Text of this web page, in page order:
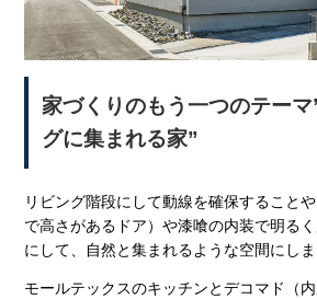
家づくりのもう一つのテー
グに集まれる家”
リビング階段にして動線を確保すること
で高さがあるドア）や漆喰の内装で明る
にして、自然と集まれるような空間にしま
モールテックスのキッチンとデコマド（